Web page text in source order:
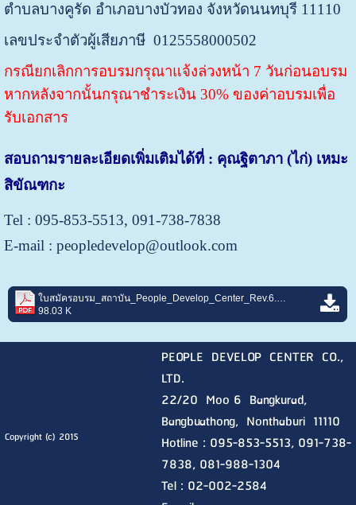
ตำบลบางคูรัด อำเภอบางบัวทอง จังหวัดนนทบุรี 11110
เลขประจำตัวผู้เสียภาษี 0125558000502
กรณียกเลิกการอบรมกรุณาแจ้งล่วงหน้า 7 วันก่อนอบรม
หากหลังจากนั้นกรุณาชำระเงิน 30% ของค่าอบรมเพื่อ
รับเอกสาร
สอบถามรายละเอียดเพิ่มเติมได้ที่ : คุณฐิตาภา (ไก่) เหมะ
สิขัณฑกะ
Tel : 095-853-5513, 091-738-7838
E-mail : peopledevelop@outlook.com
ใบสมัครอบรม_สถาบัน_People_Develop_Center_Rev.6.pdf
98.03 K
Copyright (c) 2015
PEOPLE DEVELOP CENTER CO.,
LTD.
22/20 Moo 6 Bangkurad,
Bangbuathong, Nonthaburi 11110
Hotline : 095-853-5513, 091-738-
7838, 081-988-1304
Tel : 02-002-2584